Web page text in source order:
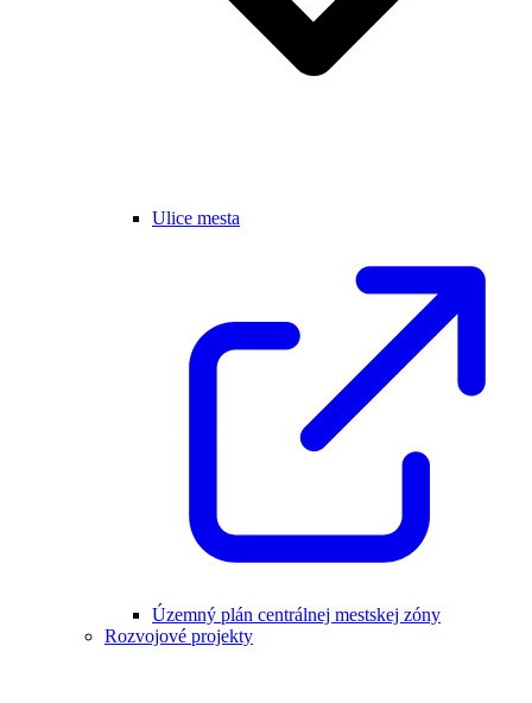
Ulice mesta
Územný plán centrálnej mestskej zóny
Rozvojové projekty